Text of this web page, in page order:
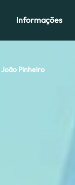
Informações
Pinheiro